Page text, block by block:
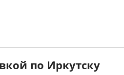
по Иркутску